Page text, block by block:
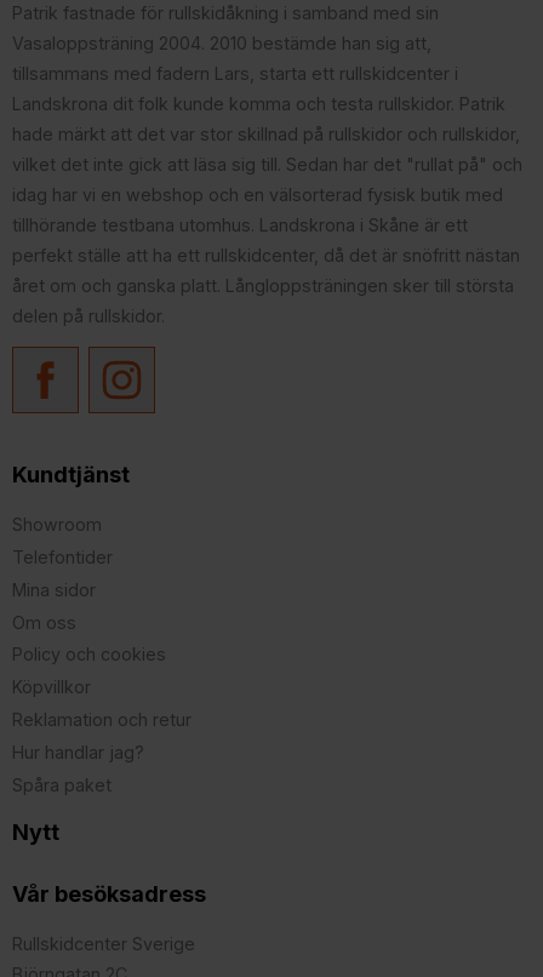
Patrik fastnade för rullskidåkning i samband med sin
Vasaloppsträning 2004. 2010 bestämde han sig att,
tillsammans med fadern Lars, starta ett rullskidcenter i
Landskrona dit folk kunde komma och testa rullskidor. Patrik
hade märkt att det var stor skillnad på rullskidor och rullskidor,
vilket det inte gick att läsa sig till. Sedan har det "rullat på" och
idag har vi en webshop och en välsorterad fysisk butik med
tillhörande testbana utomhus. Landskrona i Skåne är ett
perfekt ställe att ha ett rullskidcenter, då det är snöfritt nästan
året om och ganska platt. Långloppsträningen sker till största
delen på rullskidor.
Kundtjänst
Showroom
Telefontider
Mina sidor
Om oss
Policy och cookies
Köpvillkor
Reklamation och retur
Hur handlar jag?
Spåra paket
Nytt
Vår besöksadress
Rullskidcenter Sverige